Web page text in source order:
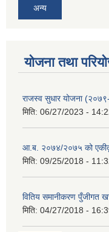
अन्य
योजना तथा
राजस्व सुधार योजना
मिति: 06/27/2023 -
आ.ब. २०७४/२०७५ को
मिति: 09/25/2018 -
वितिय समानीकरण पुँजीगत
मिति: 04/27/2018 -